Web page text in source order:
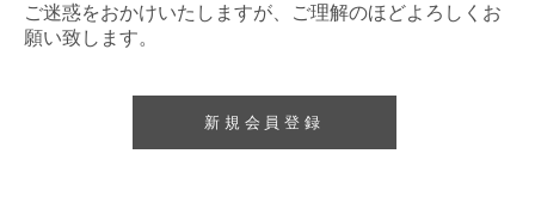
ご迷惑をおかけいたしますが、ご理解のほどよろしくお
願い致します。
新規会員登録